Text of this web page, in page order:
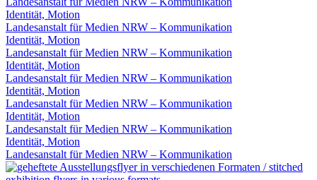
Identität, Motion
Landesanstalt für Medien NRW – Kommunikation
Identität, Motion
Landesanstalt für Medien NRW – Kommunikation
Identität, Motion
Landesanstalt für Medien NRW – Kommunikation
Identität, Motion
Landesanstalt für Medien NRW – Kommunikation
Identität, Motion
Landesanstalt für Medien NRW – Kommunikation
Identität, Motion
Landesanstalt für Medien NRW – Kommunikation